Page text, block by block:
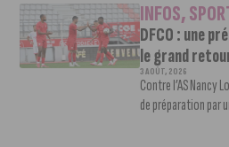
INFOS,
DFCO : une
le grand
3 AOÛT, 2026
Contre l’AS Nancy
de préparation par